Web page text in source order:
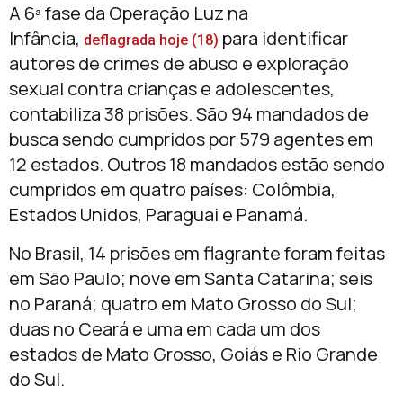
A 6ª fase da Operação Luz na
Infância, deflagrada hoje (18) para identificar
autores de crimes de abuso e exploração
sexual contra crianças e adolescentes,
contabiliza 38 prisões. São 94 mandados de
busca sendo cumpridos por 579 agentes em
12 estados. Outros 18 mandados estão sendo
cumpridos em quatro países: Colômbia,
Estados Unidos, Paraguai e Panamá.
No Brasil, 14 prisões em flagrante foram feitas
em São Paulo; nove em Santa Catarina; seis
no Paraná; quatro em Mato Grosso do Sul;
duas no Ceará e uma em cada um dos
estados de Mato Grosso, Goiás e Rio Grande
do Sul.